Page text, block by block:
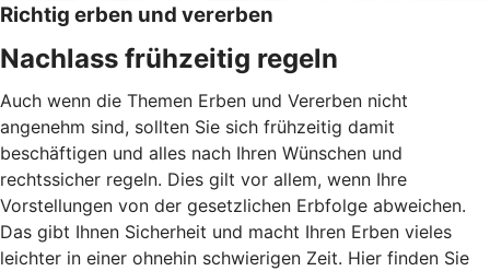
Richtig erben und vererben
Nachlass frühzeitig regeln
Auch wenn die Themen Erben und Vererben nicht
angenehm sind, sollten Sie sich frühzeitig damit
beschäftigen und alles nach Ihren Wünschen und
rechtssicher regeln. Dies gilt vor allem, wenn Ihre
Vorstellungen von der gesetzlichen Erbfolge abweichen.
Das gibt Ihnen Sicherheit und macht Ihren Erben vieles
leichter in einer ohnehin schwierigen Zeit. Hier finden Sie